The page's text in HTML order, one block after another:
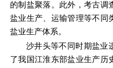
的制盐聚落。此外，考古调
盐业生产、运输管理等不同
盐业生产体系。
沙井头等不同时期盐业
了我国江淮东部盐业生产历